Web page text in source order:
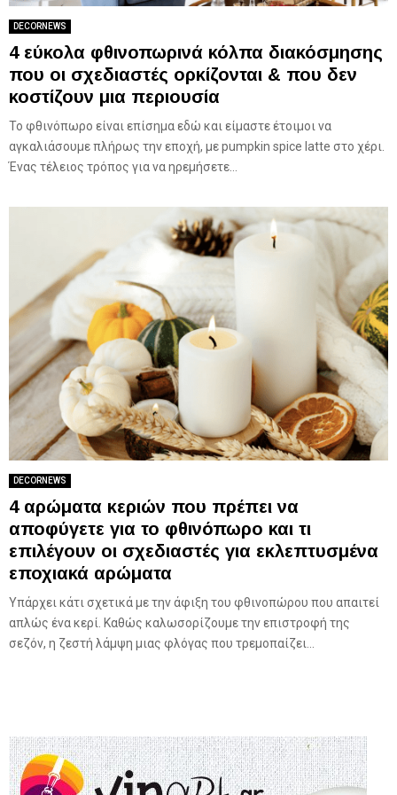
DECORNEWS
4 εύκολα φθινοπωρινά κόλπα διακόσμησης
που οι σχεδιαστές ορκίζονται & που δεν
κοστίζουν μια περιουσία
Το φθινόπωρο είναι επίσημα εδώ και είμαστε έτοιμοι να
αγκαλιάσουμε πλήρως την εποχή, με pumpkin spice latte στο χέρι.
Ένας τέλειος τρόπος για να ηρεμήσετε...
DECORNEWS
4 αρώματα κεριών που πρέπει να
αποφύγετε για το φθινόπωρο και τι
επιλέγουν οι σχεδιαστές για εκλεπτυσμένα
εποχιακά αρώματα
Υπάρχει κάτι σχετικά με την άφιξη του φθινοπώρου που απαιτεί
απλώς ένα κερί. Καθώς καλωσορίζουμε την επιστροφή της
σεζόν, η ζεστή λάμψη μιας φλόγας που τρεμοπαίζει...